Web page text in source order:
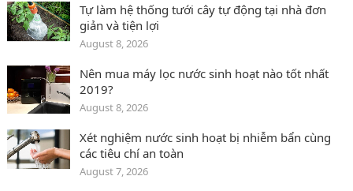
Tự làm hệ thống tưới cây tự động tại nhà đơn
giản và tiện lợi
August 8, 2026
Nên mua máy lọc nước sinh hoạt nào tốt nhất
2019?
August 8, 2026
Xét nghiệm nước sinh hoạt bị nhiễm bẩn cùng
các tiêu chí an toàn
August 7, 2026